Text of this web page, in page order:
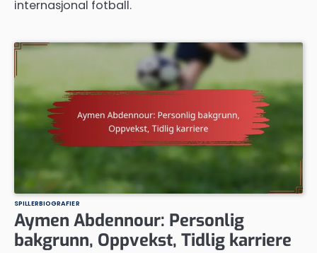
internasjonal fotball.
SPILLERBIOGRAFIER
Aymen Abdennour: Personlig
bakgrunn, Oppvekst, Tidlig karriere